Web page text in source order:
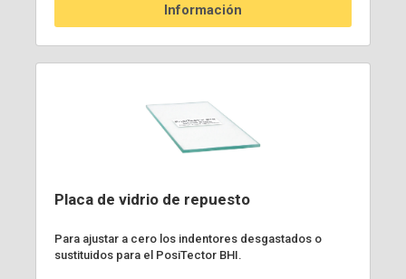
Información
Placa de vidrio de repuesto
Para ajustar a cero los indentores desgastados o
sustituidos para el PosiTector BHI.